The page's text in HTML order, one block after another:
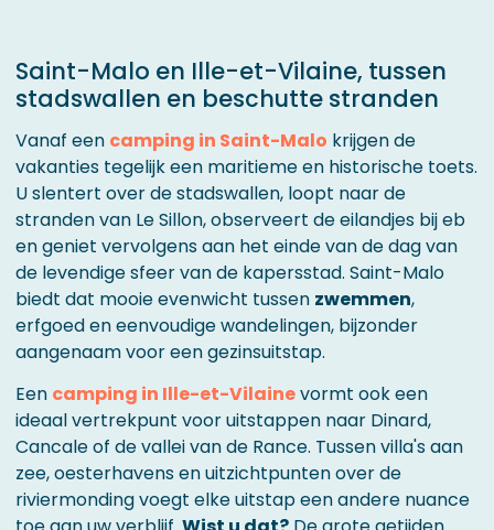
Saint-Malo en Ille-et-Vilaine, tussen
stadswallen en beschutte stranden
Vanaf een camping in Saint-Malo krijgen de
vakanties tegelijk een maritieme en historische toets.
U slentert over de stadswallen, loopt naar de
stranden van Le Sillon, observeert de eilandjes bij eb
en geniet vervolgens aan het einde van de dag van
de levendige sfeer van de kapersstad. Saint-Malo
biedt dat mooie evenwicht tussen zwemmen,
erfgoed en eenvoudige wandelingen, bijzonder
aangenaam voor een gezinsuitstap.
Een camping in Ille-et-Vilainevormt ook een
ideaal vertrekpunt voor uitstappen naar Dinard,
Cancale of de vallei van de Rance. Tussen villa's aan
zee, oesterhavens en uitzichtpunten over de
riviermonding voegt elke uitstap een andere nuance